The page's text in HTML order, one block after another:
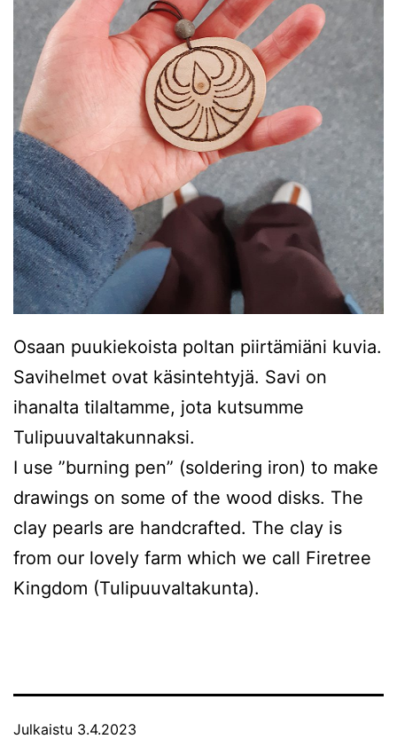
Osaan puukiekoista poltan piirtämiäni kuvia.
Savihelmet ovat käsintehtyjä. Savi on
ihanalta tilaltamme, jota kutsumme
Tulipuuvaltakunnaksi.
I use ”burning pen” (soldering iron) to make
drawings on some of the wood disks. The
clay pearls are handcrafted. The clay is
from our lovely farm which we call Firetree
Kingdom (Tulipuuvaltakunta).
Julkaistu 3.4.2023